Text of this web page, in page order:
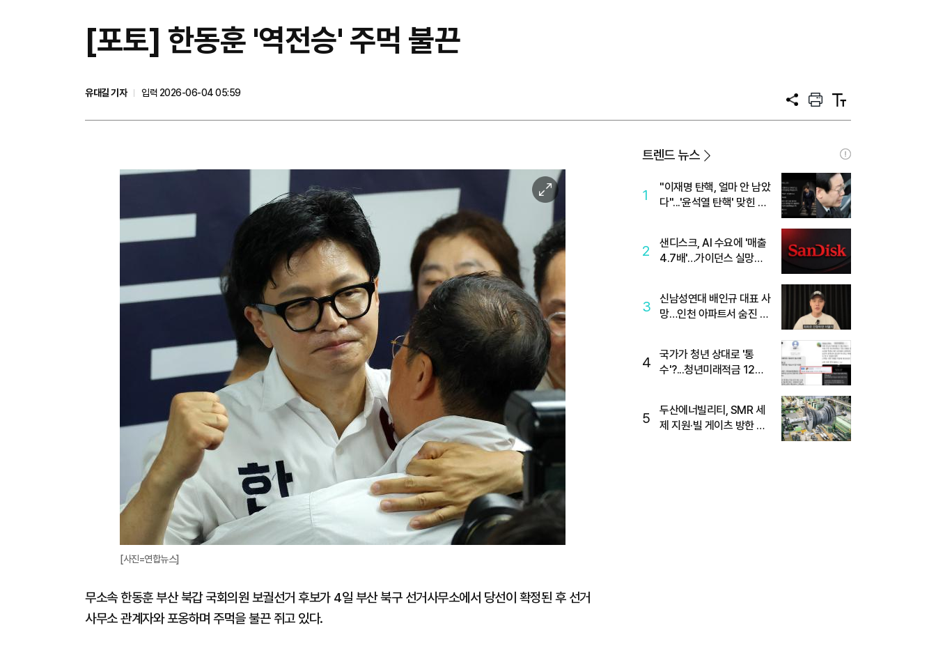
[포토] 한동훈 '역전승' 주먹 불끈
유대길 기자
입력 2026-06-04 05:59
공
프
트
텍
트
이
미
확
대
[사진=연합뉴스]
무소속 한동훈 부산 북갑 국회의원 보궐선거 후보가 4일 부산 북구 선거사무소에서 당선이 확정된 후 선거
사무소 관계자와 포옹하며 주먹을 불끈 쥐고 있다.
트렌드 뉴스
1
"이재명 탄핵, 얼마 안 남았
다"...'윤석열 탄핵' 맞힌 무
2
샌디스크, AI 수요에 '매출
4.7배'…가이던스 실망에
3
신남성연대 배인규 대표 사
망…인천 아파트서 숨진 채
4
국가가 청년 상대로 '통
수'?...청년미래적금 12%
5
두산에너빌리티, SMR 세
제 지원·빌 게이츠 방한 기